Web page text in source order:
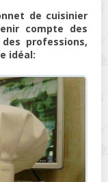
de cuisinier
compte des
professions,
idéal: